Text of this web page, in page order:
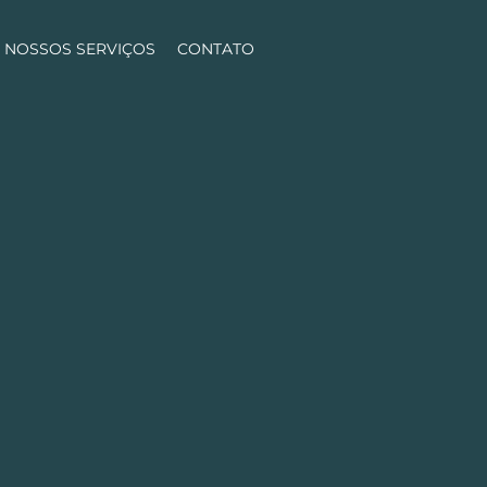
NOSSOS SERVIÇOS CONTATO